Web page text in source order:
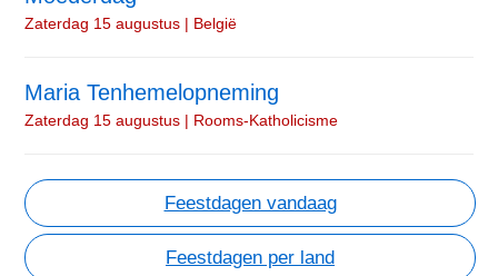
Zaterdag 15 augustus | België
Maria Tenhemelopneming
Zaterdag 15 augustus | Rooms-Katholicisme
Feestdagen vandaag
Feestdagen per land